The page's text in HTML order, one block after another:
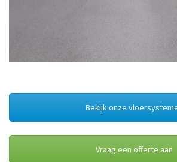
Bekijk onze
Vraag een offerte aan